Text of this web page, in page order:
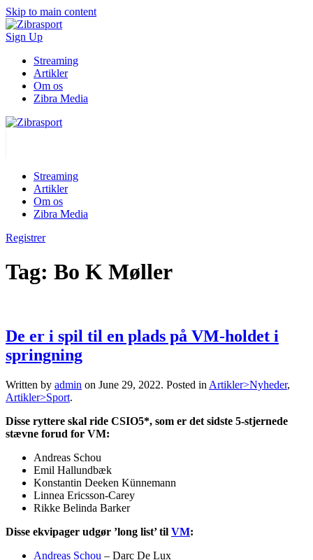
Skip to main content
Sign Up
Streaming
Artikler
Om os
Zibra Media
Streaming
Artikler
Om os
Zibra Media
Registrer
Tag: Bo K Møller
De er i spil til en plads på VM-holdet i
springning
Written by admin on June 29, 2022. Posted in Artikler>Nyheder,
Artikler>Sport.
Disse ryttere skal ride CSIO5*, som er det sidste 5-stjernede
stævne forud for VM:
Andreas Schou
Emil Hallundbæk
Konstantin Deeken Künnemann
Linnea Ericsson-Carey
Rikke Belinda Barker
Disse ekvipager udgør ’long list’ til VM:
Andreas Schou – Darc De Lux